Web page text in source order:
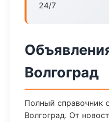
24/7
Волгоград
Полный справочник
Волгоград. От